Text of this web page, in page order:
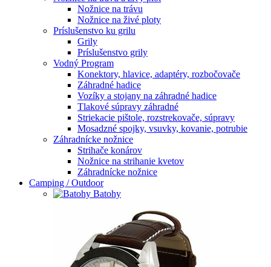
Nožnice na trávu
Nožnice na živé ploty
Príslušenstvo ku grilu
Grily
Príslušenstvo grily
Vodný Program
Konektory, hlavice, adaptéry, rozbočovače
Záhradné hadice
Vozíky a stojany na záhradné hadice
Tlakové súpravy záhradné
Striekacie pištole, rozstrekovače, súpravy
Mosadzné spojky, vsuvky, kovanie, potrubie
Záhradnícke nožnice
Strihače konárov
Nožnice na strihanie kvetov
Záhradnícke nožnice
Camping / Outdoor
Batohy